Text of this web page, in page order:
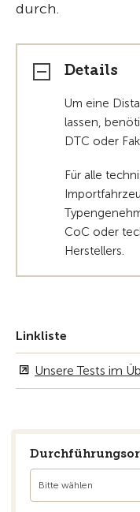
durch.
Details
Um eine
lassen,
DTC oder
Für alle
CoC oder
Herstellers.
Linkliste
Unsere Tests im
Bitte wählen